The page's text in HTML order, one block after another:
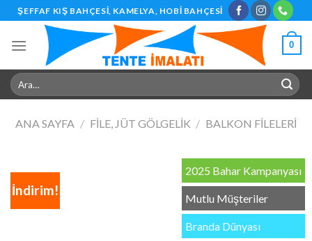
Skip
to
content
ŞEFFAF KIŞ BAHÇESI, KAMELYA, HOBI BAHÇESI
0
Ara:
ANA SAYFA / FILE, JÜT GÖLGELIK / BALKON FILELERI
2025 Bahar Kampanyası
Mutlu Müşteriler
Branda Dünyası
İndirim!